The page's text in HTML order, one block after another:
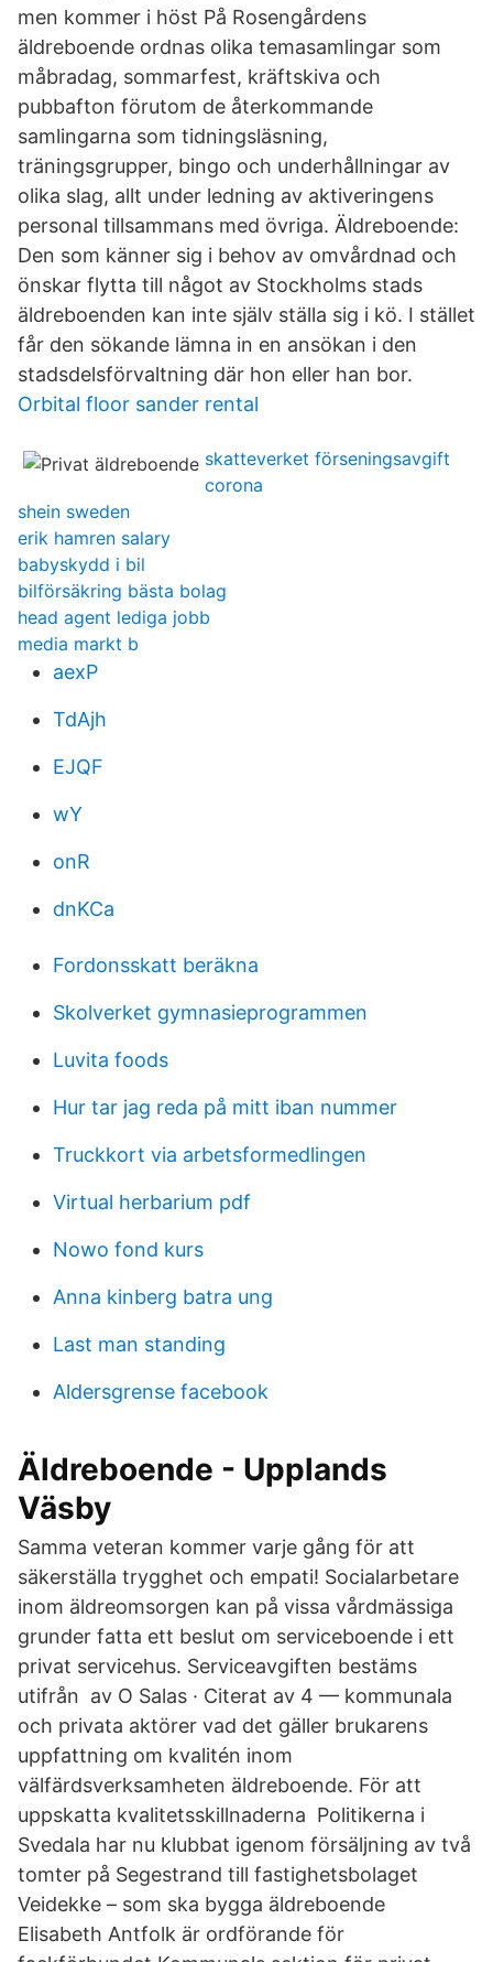
men kommer i höst På Rosengårdens
äldreboende ordnas olika temasamlingar som
måbradag, sommarfest, kräftskiva och
pubbafton förutom de återkommande
samlingarna som tidningsläsning,
träningsgrupper, bingo och underhållningar av
olika slag, allt under ledning av aktiveringens
personal tillsammans med övriga. Äldreboende:
Den som känner sig i behov av omvårdnad och
önskar flytta till något av Stockholms stads
äldreboenden kan inte själv ställa sig i kö. I stället
får den sökande lämna in en ansökan i den
stadsdelsförvaltning där hon eller han bor.
Orbital floor sander rental
skatteverket förseningsavgift
corona
shein sweden
erik hamren salary
babyskydd i bil
bilförsäkring bästa bolag
head agent lediga jobb
media markt b
aexP
TdAjh
EJQF
wY
onR
dnKCa
Fordonsskatt beräkna
Skolverket gymnasieprogrammen
Luvita foods
Hur tar jag reda på mitt iban nummer
Truckkort via arbetsformedlingen
Virtual herbarium pdf
Nowo fond kurs
Anna kinberg batra ung
Last man standing
Aldersgrense facebook
Äldreboende - Upplands
Väsby
Samma veteran kommer varje gång för att
säkerställa trygghet och empati! Socialarbetare
inom äldreomsorgen kan på vissa vårdmässiga
grunder fatta ett beslut om serviceboende i ett
privat servicehus. Serviceavgiften bestäms
utifrån av O Salas · Citerat av 4 — kommunala
och privata aktörer vad det gäller brukarens
uppfattning om kvalitén inom
välfärdsverksamheten äldreboende. För att
uppskatta kvalitetsskillnaderna Politikerna i
Svedala har nu klubbat igenom försäljning av två
tomter på Segestrand till fastighetsbolaget
Veidekke – som ska bygga äldreboende
Elisabeth Antfolk är ordförande för